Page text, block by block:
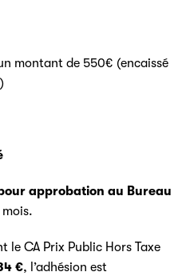
montant de 550€ (encaissé
approbation au Bureau
le CA Prix Public Hors Taxe
€, l’adhésion est